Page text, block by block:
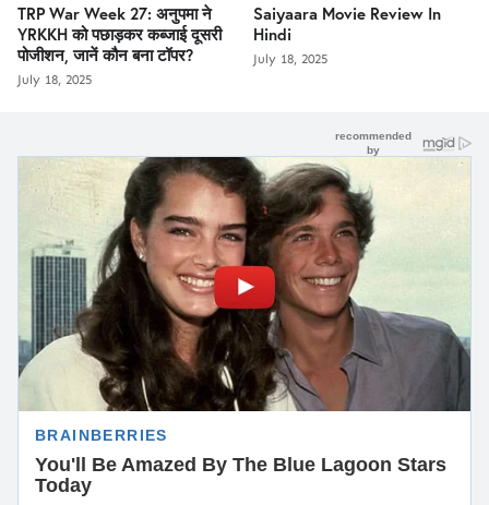
TRP War Week 27: अनुपमा ने
YRKKH को पछाड़कर कब्जाई दूसरी
पोजीशन, जानें कौन बना टॉपर?
July 18, 2025
Saiyaara Movie Review In
Hindi
July 18, 2025